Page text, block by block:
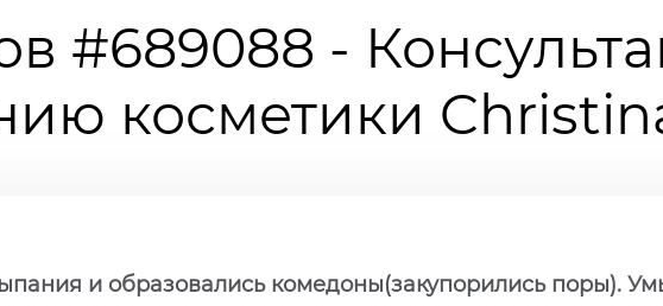
#689088 -
косметики
и образовались комедоны(закупорились поры).